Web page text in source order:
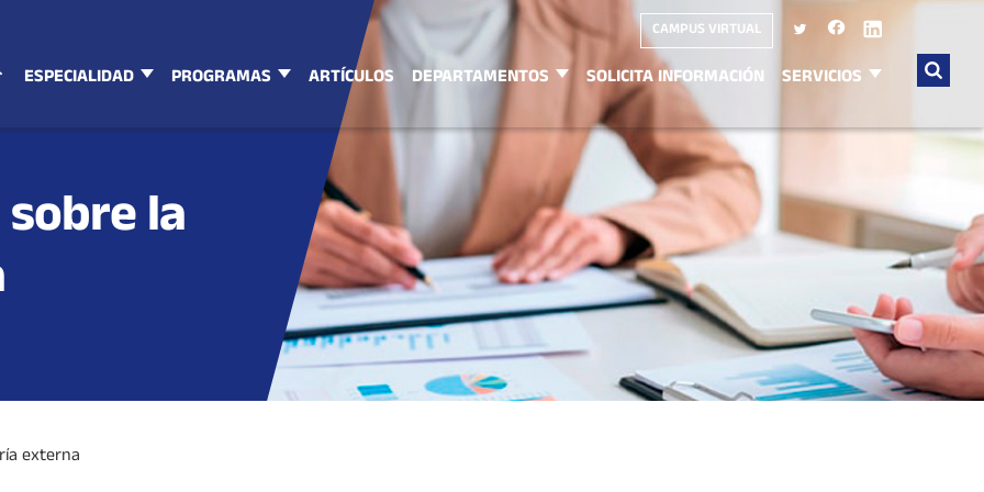
CAMPUS VIRTUAL
ESPECIALIDAD PROGRAMAS ARTÍCULOS DEPARTAMENTOS SOLICITA INFORMACIÓN SERVICIOS
por:
la
externa